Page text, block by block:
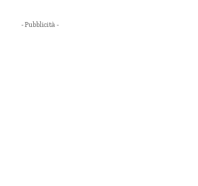
- Pubblicità -